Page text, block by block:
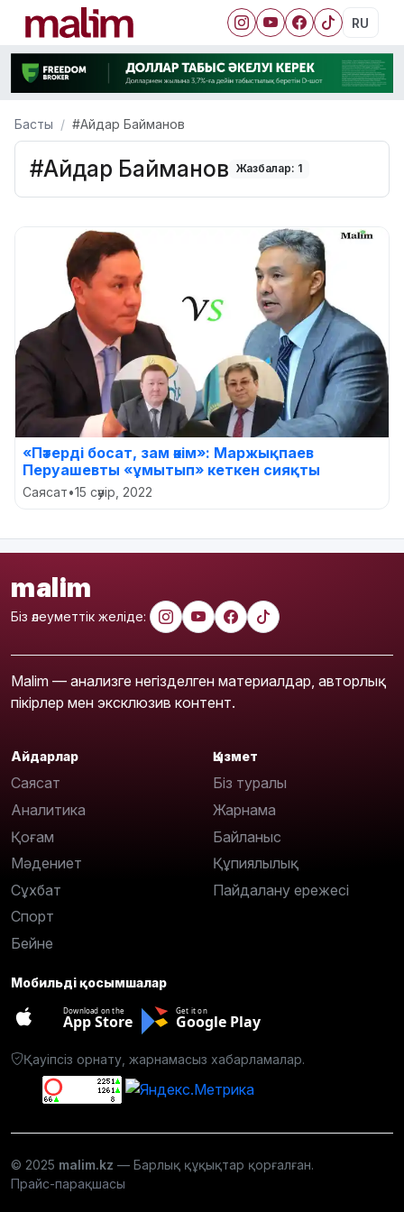
RU
Басты #Айдар Байманов
#Айдар Байманов Жазбалар: 1
«Пәтерді босат, зам әкім»: Маржықпаев
Перуашевты «ұмытып» кеткен сияқты
Саясат•15 сәуір, 2022
malim
Біз әлеуметтік желіде:
Malim — анализге негізделген материалдар, авторлық
пікірлер мен эксклюзив контент.
Айдарлар
Саясат
Аналитика
Қоғам
Мәдениет
Сұхбат
Спорт
Бейне
Қызмет
Біз туралы
Жарнама
Байланыс
Құпиялылық
Пайдалану ережесі
Мобильді қосымшалар
Download on the
App Store
Get it on
Google Play
Қауіпсіз орнату, жарнамасыз хабарламалар.
© 2025 malim.kz — Барлық құқықтар қорғалған.
Прайс-парақшасы